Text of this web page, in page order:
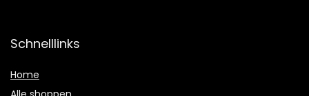
Schnelllinks
Home